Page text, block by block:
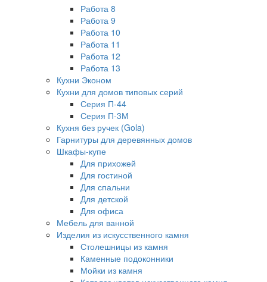
Работа 8
Работа 9
Работа 10
Работа 11
Работа 12
Работа 13
Кухни Эконом
Кухни для домов типовых серий
Серия П-44
Серия П-3М
Кухня без ручек (Gola)
Гарнитуры для деревянных домов
Шкафы-купе
Для прихожей
Для гостиной
Для спальни
Для детской
Для офиса
Мебель для ванной
Изделия из искусственного камня
Столешницы из камня
Каменные подоконники
Мойки из камня